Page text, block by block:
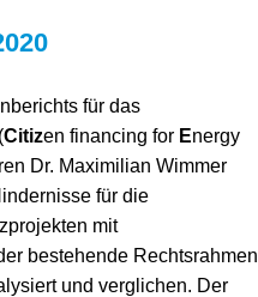
für das
(Citizen financing for Energy
Dr. Maximilian Wimmer
für die
mit
bestehende Rechtsrahmen
und verglichen. Der